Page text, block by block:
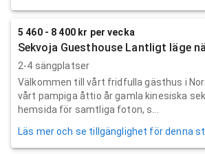
5 460 - 8 400 kr per vecka
Sekvoja Guesthouse Lantligt läge
2-4 sängplatser
Välkommen till vårt fridfulla gästhus i
vårt pampiga åttio år gamla kinesiska
hemsida för samtliga foton, s...
Läs mer och se tillgänglighet för denna